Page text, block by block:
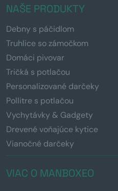
NAŠE PRODUKTY
Debny s páčidlom
Truhlice so zámočkom
Domáci pivovar
Tričká s potlačou
Personalizované darčeky
Pollitre s potlačou
Vychytávky & Gadgety
Drevené voňajúce kytice
Vianočné darčeky
VIAC O MANBOXEO